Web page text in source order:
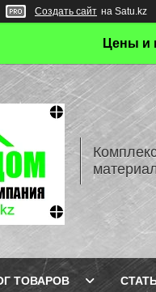
Создать сайт на Satu.kz
Цены и
ТОВАРОВ